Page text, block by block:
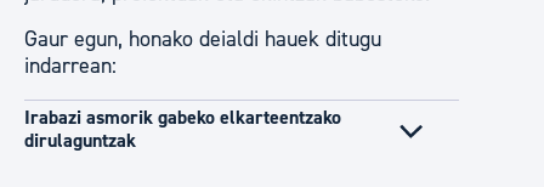
Gaur egun, honako deialdi hauek ditugu
indarrean:
Irabazi asmorik gabeko elkarteentzako
dirulaguntzak